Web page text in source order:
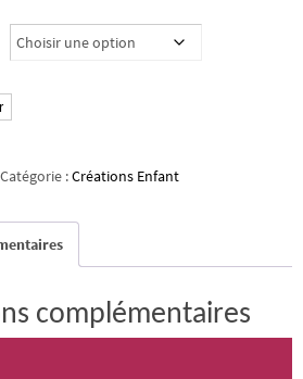
Catégorie :Créations Enfant
complémentaires